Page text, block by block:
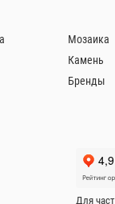
Мозаика
Камень
Бренды
Для